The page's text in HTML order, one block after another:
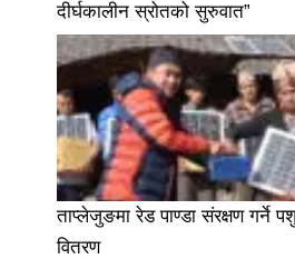
दीर्घकालीन स्रोतको सुरुवात”
ताप्लेजुङमा रेड पाण्डा संरक्षण गर्ने
वितरण